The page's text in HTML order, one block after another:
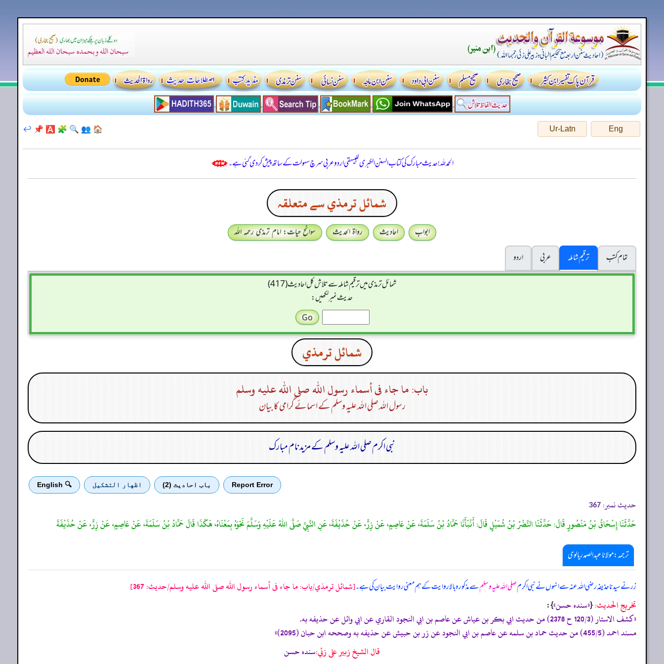
Eng
Ur-Latn
🏠
👥
🔍
🧩
🅰️
📌
↩️
الحمدللہ! حدیث مبارک کی کتاب السنن الكبرى للبيهقي اردو عربی سرچ سہولت کے ساتھ پیش کر دی گئی ہے۔
شمائل ترمذي سے متعلقہ
ابواب احادیث رواۃ الحدیث
سوانح حیات: امام ترمذی رحمہ اللہ
تمام کتب
ترقیم شاملہ عربی
اردو
شمائل ترمذی میں ترقیم شاملہ سے تلاش کل احادیث (417)
حدیث نمبر لکھیں:
شمائل ترمذي
باب: ما جاء فى أسماء رسول الله صلى الله عليه وسلم
رسول اللہ صلی اللہ علیہ وسلم کے اسمائے گرامی کا بیان
نبی اکرم صلی اللہ علیہ وسلم کے مزید نام مبارک
Report Error باب احادیث (2) اظهار التشكيل 🔍 English
حدیث نمبر: 367
حَدَّثَنَا إِسْحَاقُ بْنُ مَنْصُورٍ قَالَ: حَدَّثَنَا النَّضْرُ بْنُ شُمَيْلٍ قَالَ: أَنْبَأَنَا حَمَّادُ بْنُ سَلَمَةَ، عَنْ عَاصِمٍ، عَنْ زِرٍّ، عَنْ حُذَيْفَةَ، عَنِ النَّبِيِّ صَلَّى اللهُ عَلَيْهِ وَسَلَّمَ نَحْوَهُ بِمَعْنَاهُ، هَكَذَا قَالَ حَمَّادُ بْنُ سَلَمَةَ، عَنْ عَاصِمٍ، عَنْ زِرٍّ، عَنْ حُذَيْفَةَ
ترجمہ:مولانا عبدالصمد ریالوی
زر نے سیدنا حذیفہ رضی اللہ عنہ سے انہوں نے نبی اکرمصلی اللہ علیہ وسلمسے مذکورہ بالا روایت کے ہم معنی روایت بیان کی ہے۔[شمائل ترمذي/باب: ما جاء فى أسماء رسول الله صلى الله عليه وسلم/حدیث: 367]
تخریج الحدیث:{«‏‏‏‏سنده حسن»‏‏‏‏ }:
«كشف الاستار (120/3 ح 2378) من حديث ابي بكر بن عياش عن عاصم بن ابي النجود القاري عن ابي وائل عن حذيفه به.
مسند احمد (455/5) من حديث حماد بن سلمه عن عاصم بن ابي النجود عن زر بن حبيش عن حذيفه به وصححه ابن حبان (2095)»
قال الشيخ زبير على زئي:سنده حسن